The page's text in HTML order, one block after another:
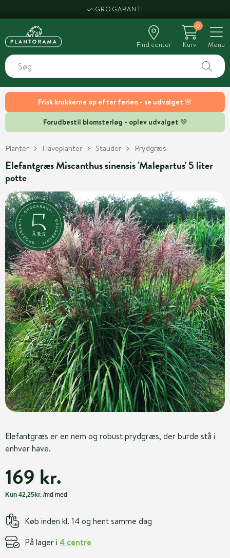
Frisk krukkerne op efter ferien - se udvalget 🌸
Forudbestil blomsterløg - oplev udvalget 💚
GROGARANTI
Find center
0
Kurv
Menu
Planter Haveplanter Stauder Prydgræs
Elefantgræs Miscanthus sinensis 'Malepartus' 5 liter
potte
Elefantgræs er en nem og robust prydgræs, der burde stå i
enhver have.
169 kr.
Køb inden kl. 14 og hent samme dag
På lager i 4 centre